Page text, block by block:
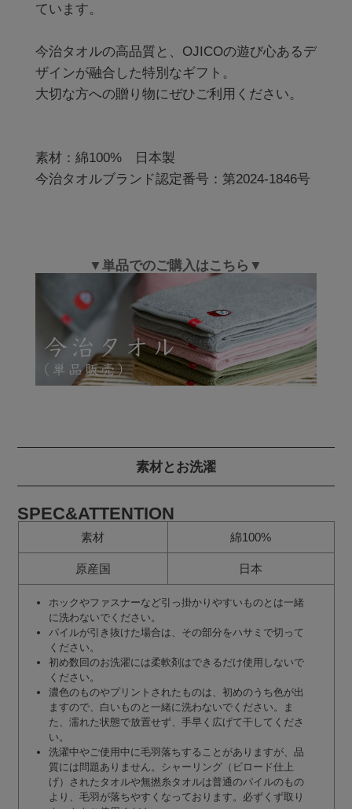
ています。
今治タオルの高品質と、OJICOの遊び心あるデ
ザインが融合した特別なギフト。
大切な方への贈り物にぜひご利用ください。
素材：綿100%　日本製
今治タオルブランド認定番号：第2024-1846号
素材とお洗濯
SPEC&ATTENTION
素材 綿100%
原産国 日本
ホックやファスナーなど引っ掛かりやすいものとは一緒
に洗わないでください。
パイルが引き抜けた場合は、その部分をハサミで切って
ください。
初め数回のお洗濯には柔軟剤はできるだけ使用しないで
ください。
濃色のものやプリントされたものは、初めのうち色が出
ますので、白いものと一緒に洗わないでください。ま
た、濡れた状態で放置せず、手早く広げて干してくださ
い。
洗濯中やご使用中に毛羽落ちすることがありますが、品
質には問題ありません。シャーリング（ビロード仕上
げ）されたタオルや無撚糸タオルは普通のパイルのもの
より、毛羽が落ちやすくなっております。必ずくず取り